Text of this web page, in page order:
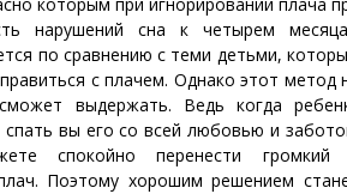
нарушений сна к четырем
по сравнению с теми детьми,
с плачем. Однако этот метод
выдержать. Ведь когда
спать вы его со всей любовью и
спокойно перенести громкий
Поэтому хорошим решением